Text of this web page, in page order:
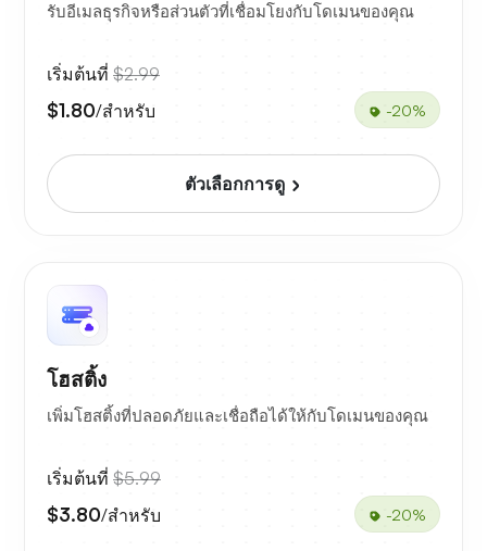
รับอีเมลธุรกิจหรือส่วนตัวที่เชื่อมโยงกับโดเมนของคุณ
เริ่มต้นที่ $2.99
$1.80/สำหรับ -20%
ตัวเลือกการดู
โฮสติ้ง
เพิ่มโฮสติ้งที่ปลอดภัยและเชื่อถือได้ให้กับโดเมนของคุณ
เริ่มต้นที่ $5.99
$3.80/สำหรับ -20%